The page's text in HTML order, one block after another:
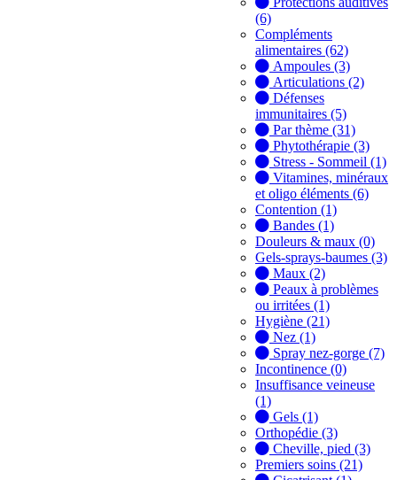
(6)
Compléments
alimentaires (62)
Ampoules (3)
Articulations (2)
Défenses
immunitaires (5)
Par thème (31)
Phytothérapie (3)
Stress - Sommeil (1)
Vitamines, minéraux
et oligo éléments (6)
Contention (1)
Bandes (1)
Douleurs & maux (0)
Gels-sprays-baumes (3)
Maux (2)
Peaux à problèmes
ou irritées (1)
Hygiène (21)
Nez (1)
Spray nez-gorge (7)
Incontinence (0)
Insuffisance veineuse
(1)
Gels (1)
Orthopédie (3)
Cheville, pied (3)
Premiers soins (21)